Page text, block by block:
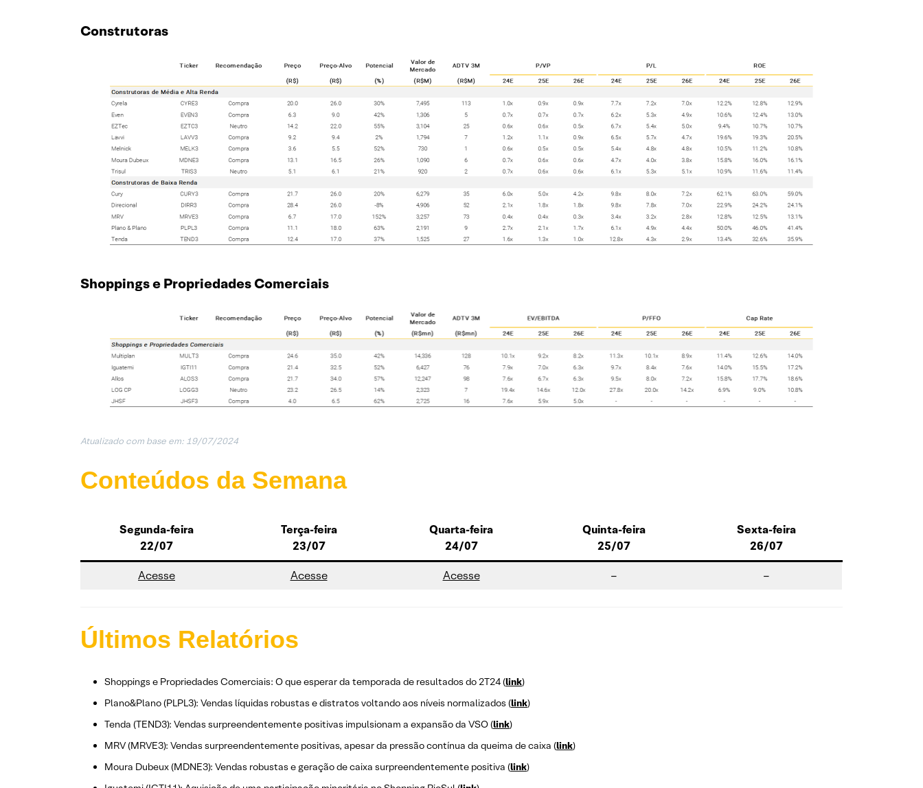
Construtoras
Shoppings e Propriedades Comerciais
Atualizado com base em: 19/07/2024
Conteúdos da Semana
Segunda-feira
22/07
Terça-feira
23/07
Quarta-feira
24/07
Quinta-feira
25/07
Sexta-feira
26/07
Acesse Acesse Acesse – –
Últimos Relatórios
Shoppings e Propriedades Comerciais: O que esperar da temporada de resultados do 2T24 (link)
Plano&Plano (PLPL3): Vendas líquidas robustas e distratos voltando aos níveis normalizados (link)
Tenda (TEND3): Vendas surpreendentemente positivas impulsionam a expansão da VSO (link)
MRV (MRVE3): Vendas surpreendentemente positivas, apesar da pressão contínua da queima de caixa (link)
Moura Dubeux (MDNE3): Vendas robustas e geração de caixa surpreendentemente positiva (link)